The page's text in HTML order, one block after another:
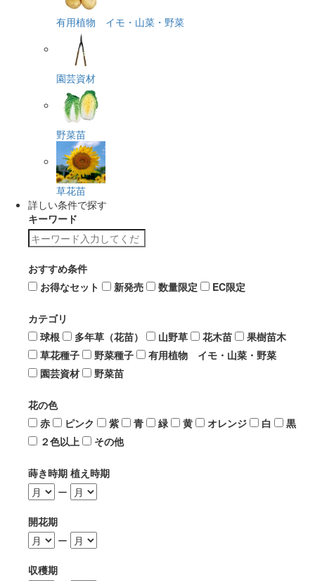
有用植物 イモ・山菜・野菜
園芸資材
野菜苗
草花苗
詳しい条件で探す
キーワード
おすすめ条件
お得なセット
新発売 数量限定 EC限定
カテゴリ
球根
多年草（花苗） 山野草 花木苗
果樹苗木
草花種子
野菜種子
有用植物 イモ・山菜・野菜
園芸資材
野菜苗
花の色
赤
ピンク 紫 青 緑 黄 オレンジ 白
黒
２色以上
その他
蒔き時期 植え時期
ー
開花期
ー
収穫期